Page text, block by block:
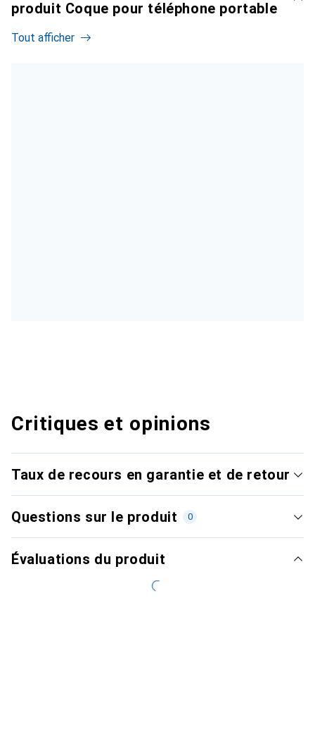
produit Coque pour téléphone portable
Tout afficher
Critiques et opinions
Taux de recours en garantie et de retour
Questions sur le produit 0
Évaluations du produit